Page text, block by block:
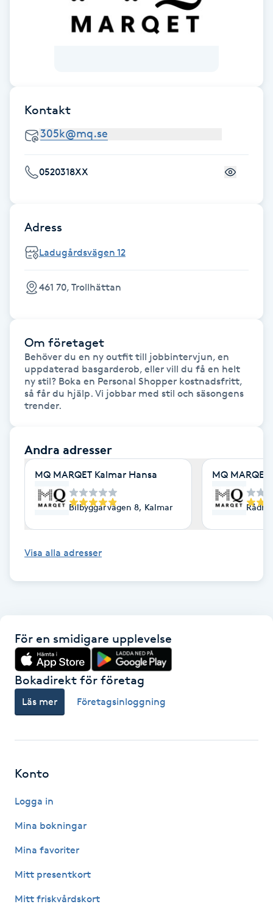
Faceliftmassage
Fet hårbotten
Fibromassage
Fotmassage
Fotsvamp
Fotvård
Fransar
Fransborttagning
Fransfärgning
Fransförlängning
Fransförlängning Megavolym
Fransförlängning Volym
Fransk manikyr
Friskvård
Friskvårdsmassage
Färgning
Föning
G
Gel naglar
Kontakt
0520318XX
Adress
Ladugårdsvägen 12
461 70, Trollhättan
Om företaget
Behöver du en ny outfit till jobbintervjun, en
uppdaterad basgarderob, eller vill du få en helt
ny stil? Boka en Personal Shopper kostnadsfritt,
så får du hjälp. Vi jobbar med stil och säsongens
Andra adresser
MQ MARQET Kalmar Hansa
Bilbyggarvägen 8, Kalmar
MQ
Visa alla adresser
För en smidigare upplevelse
Bokadirekt för företag
Läs mer Företagsinloggning
Konto
Logga in
Mina bokningar
Mina favoriter
Mitt presentkort
Mitt friskvårdskort